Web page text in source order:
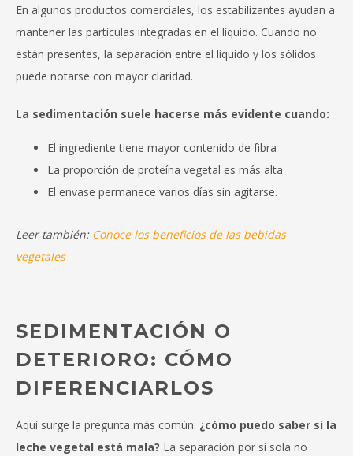
En algunos productos comerciales, los estabilizantes ayudan a
mantener las partículas integradas en el líquido. Cuando no
están presentes, la separación entre el líquido y los sólidos
puede notarse con mayor claridad.
La sedimentación suele hacerse más evidente cuando:
El ingrediente tiene mayor contenido de fibra
La proporción de proteína vegetal es más alta
El envase permanece varios días sin agitarse.
Leer también: Conoce los beneficios de las bebidas
vegetales
SEDIMENTACIÓN O
DETERIORO: CÓMO
DIFERENCIARLOS
Aquí surge la pregunta más común: ¿cómo puedo saber si la
leche vegetal está mala? La separación por sí sola no